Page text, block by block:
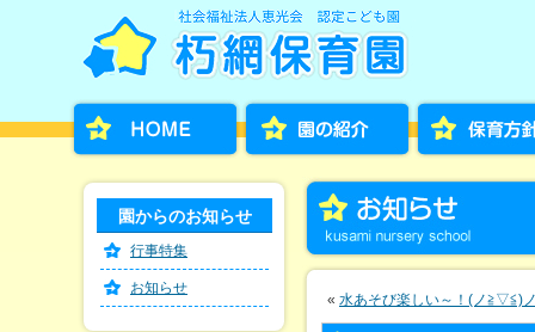
« 水あそび楽しい～！(ノ≧▽≦)
園からのお知らせ
行事特集
お知らせ